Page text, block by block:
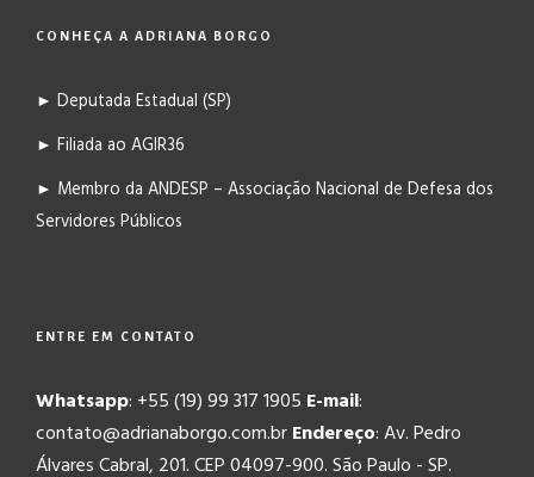
CONHEÇA A ADRIANA BORGO
► Deputada Estadual (SP)
► Filiada ao AGIR36
► Membro da ANDESP – Associação Nacional de Defesa dos
Servidores Públicos
ENTRE EM CONTATO
Whatsapp: +55 (19) 99 317 1905 E-mail:
contato@adrianaborgo.com.brEndereço: Av. Pedro
Álvares Cabral, 201. CEP 04097-900. São Paulo - SP.